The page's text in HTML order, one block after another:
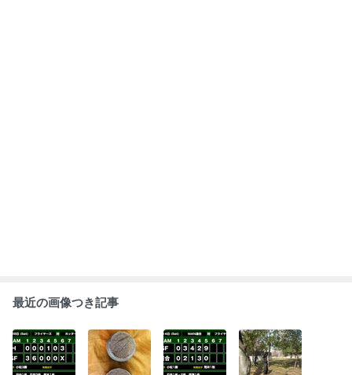
最近の画像つき記事